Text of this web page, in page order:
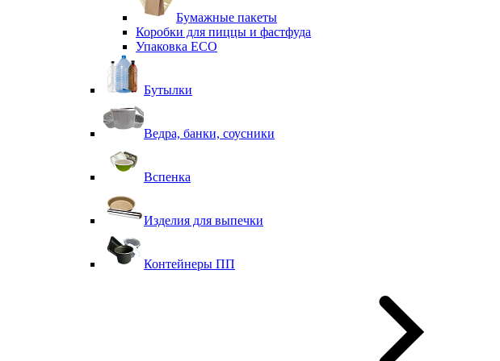
Бумажные пакеты
Коробки для пиццы и фастфуда
Упаковка ECO
Бутылки
Ведра, банки, соусники
Вспенка
Изделия для выпечки
Контейнеры ПП